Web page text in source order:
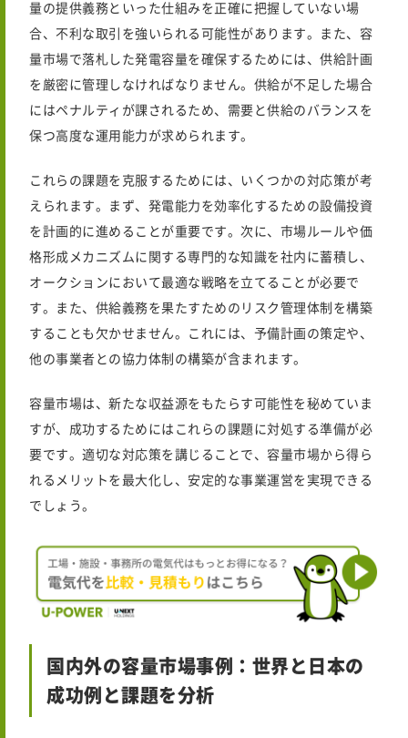
量の提供義務といった仕組みを正確に把握していない場
合、不利な取引を強いられる可能性があります。また、容
量市場で落札した発電容量を確保するためには、供給計画
を厳密に管理しなければなりません。供給が不足した場合
にはペナルティが課されるため、需要と供給のバランスを
保つ高度な運用能力が求められます。
これらの課題を克服するためには、いくつかの対応策が考
えられます。まず、発電能力を効率化するための設備投資
を計画的に進めることが重要です。次に、市場ルールや価
格形成メカニズムに関する専門的な知識を社内に蓄積し、
オークションにおいて最適な戦略を立てることが必要で
す。また、供給義務を果たすためのリスク管理体制を構築
することも欠かせません。これには、予備計画の策定や、
他の事業者との協力体制の構築が含まれます。
容量市場は、新たな収益源をもたらす可能性を秘めていま
すが、成功するためにはこれらの課題に対処する準備が必
要です。適切な対応策を講じることで、容量市場から得ら
れるメリットを最大化し、安定的な事業運営を実現できる
でしょう。
国内外の容量市場事例：世界と日本の
成功例と課題を分析